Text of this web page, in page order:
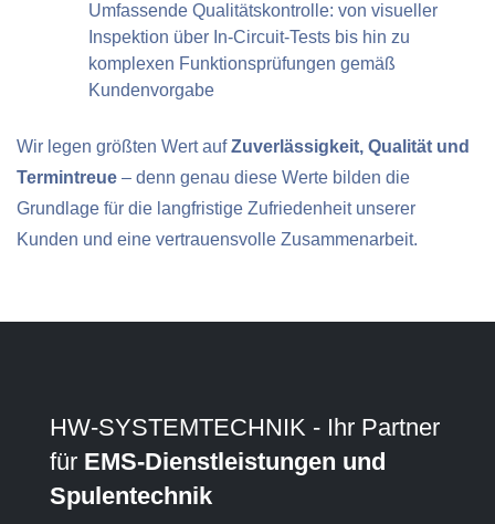
Umfassende Qualitätskontrolle: von visueller
Inspektion über In-Circuit-Tests bis hin zu
komplexen Funktionsprüfungen gemäß
Kundenvorgabe
Wir legen größten Wert aufZuverlässigkeit, Qualität und
Termintreue – denn genau diese Werte bilden die
Grundlage für die langfristige Zufriedenheit unserer
Kunden und eine vertrauensvolle Zusammenarbeit.
HW-SYSTEMTECHNIK - Ihr Partner
für EMS-Dienstleistungen und
Spulentechnik